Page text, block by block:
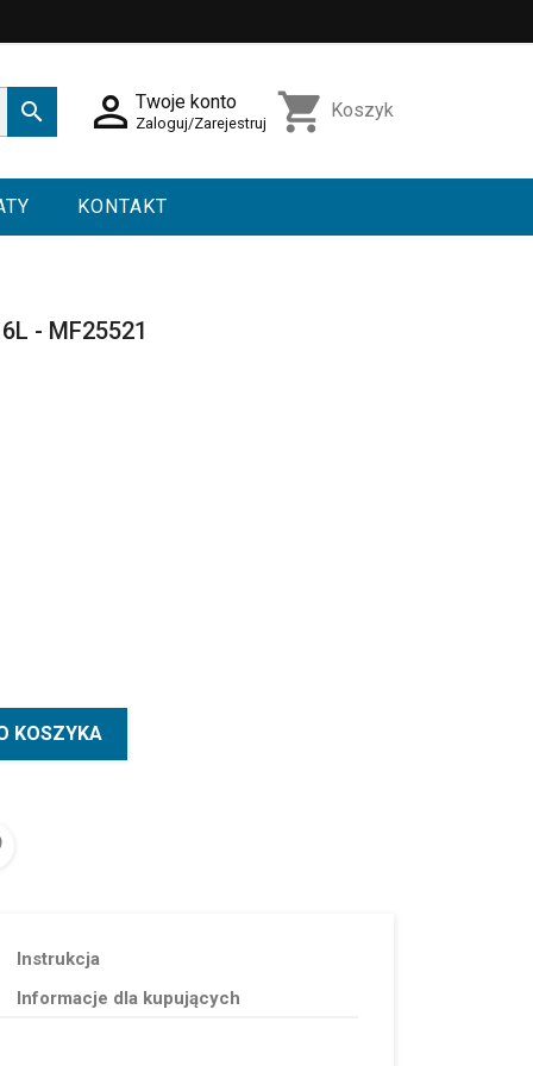
  Twoje konto
Zaloguj/Zarejestruj shopping_cart Koszyk
KONTAKT
- MF25521
KOSZYKA
Instrukcja
Informacje dla kupujących